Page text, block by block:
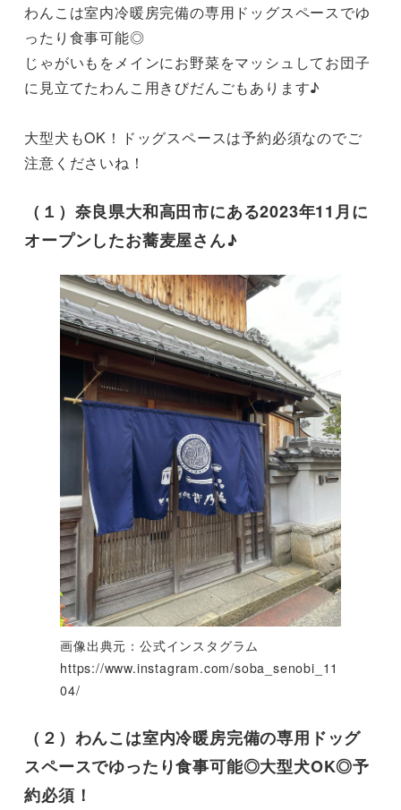
わんこは室内冷暖房完備の専用ドッグスペースでゆ
ったり食事可能◎
じゃがいもをメインにお野菜をマッシュしてお団子
に見立てたわんこ用きびだんごもあります♪
大型犬もOK！ドッグスペースは予約必須なのでご
注意くださいね！
（１）奈良県大和高田市にある2023年11月に
オープンしたお蕎麦屋さん♪
画像出典元：公式インスタグラム
https://www.instagram.com/soba_senobi_11
04/
（２）わんこは室内冷暖房完備の専用ドッグ
スペースでゆったり食事可能◎大型犬OK◎予
約必須！